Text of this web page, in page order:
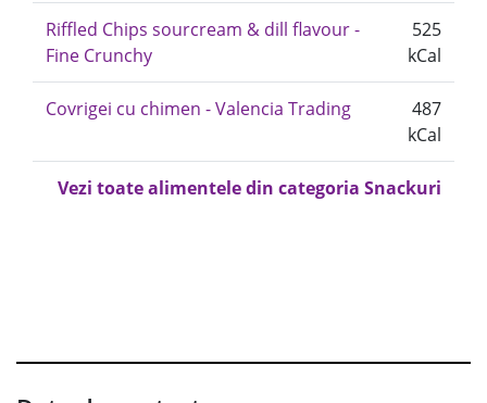
Riffled Chips sourcream & dill flavour -
Fine Crunchy
525
kCal
Covrigei cu chimen - Valencia Trading
487
kCal
Vezi toate alimentele din categoria Snackuri